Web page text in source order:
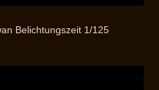
Belichtungszeit 1/125